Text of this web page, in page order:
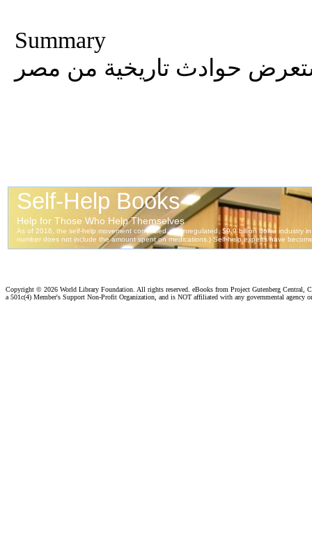
Summary
حوادث تاريخية من مصر
Copyright © 2026 World Library Foundation. All rights reserved. eBooks from Project Gutenberg Central,
a 501c(4) Member's Support Non-Profit Organization, and is NOT affiliated with any governmental agency